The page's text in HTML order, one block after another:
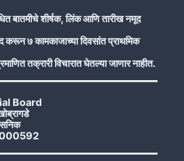
बातमीचे शीर्षक, लिंक आणि तारीख नमूद
करून ७ कामकाजाच्या दिवसांत प्राथमिक
तक्रारी विचारात घेतल्या जाणार नाहीत.
Board